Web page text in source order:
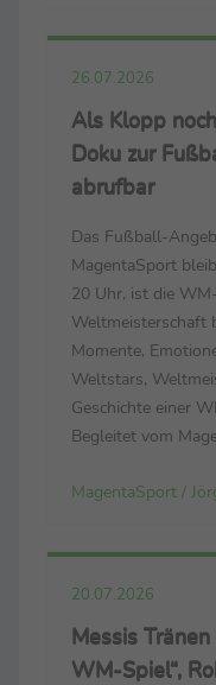
26.07.2026
Als Klopp
Doku zur
abrufbar
Das Fußball-
MagentaSport
20 Uhr, ist die
Weltmeisterschaft
Momente,
Weltstars,
Geschichte einer
Begleitet vom
Bundestrainer
MagentaSport /
20.07.2026
Messis
WM-Spiel“,